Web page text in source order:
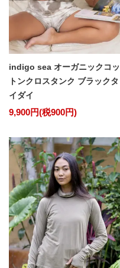
indigo sea オーガニックコッ
トンクロスタンク ブラックタ
イダイ
9,900円(税900円)